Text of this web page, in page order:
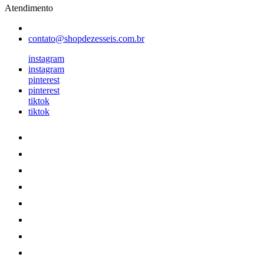
Atendimento
contato@shopdezesseis.com.br
instagram
instagram
pinterest
pinterest
tiktok
tiktok